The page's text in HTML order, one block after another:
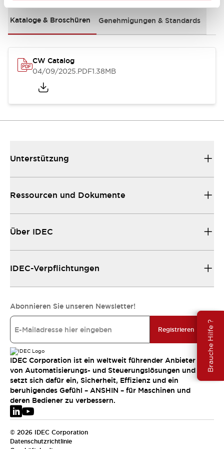
Brauche Hilfe ?
Kataloge & Broschüren Genehmigungen & Standards
CW Catalog
04/09/2025.PDF1.38MB
Unterstützung
Ressourcen und Dokumente
Über IDEC
IDEC-Verpflichtungen
Abonnieren Sie unseren Newsletter!
Registrieren
IDEC Corporation ist ein weltweit führender Anbieter
von Automatisierungs- und Steuerungslösungen und
setzt sich dafür ein, Sicherheit, Effizienz und ein
beruhigendes Gefühl – ANSHIN – für Maschinen und
deren Bediener zu verbessern.
© 2026 IDEC Corporation
Datenschutzrichtlinie